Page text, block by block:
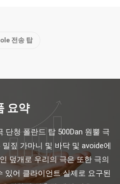
전송 탑
요약
단청 폴란드 탑 500Dan 원뿔 극
짚 가마니 및 바닥 및 avoide에
덮개로 우리의 극은 또한 극의
있어 클라이언트 실제로 요구된